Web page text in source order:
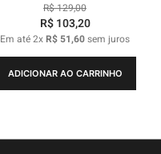
R$129,00
R$ 103,20
Em até2xR$ 51,60sem juros
ADICIONAR AO CARRINHO